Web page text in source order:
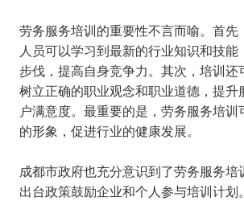
劳务服务培训的重要性不言而喻。首先
人员可以学习到最新的行业知识和技
步伐，提高自身竞争力。其次，培训还
树立正确的职业观念和职业道德，提升
户满意度。最重要的是，劳务服务培训
的形象，促进行业的健康发展。
成都市政府也充分意识到了劳务服务培
出台政策鼓励企业和个人参与培训计划